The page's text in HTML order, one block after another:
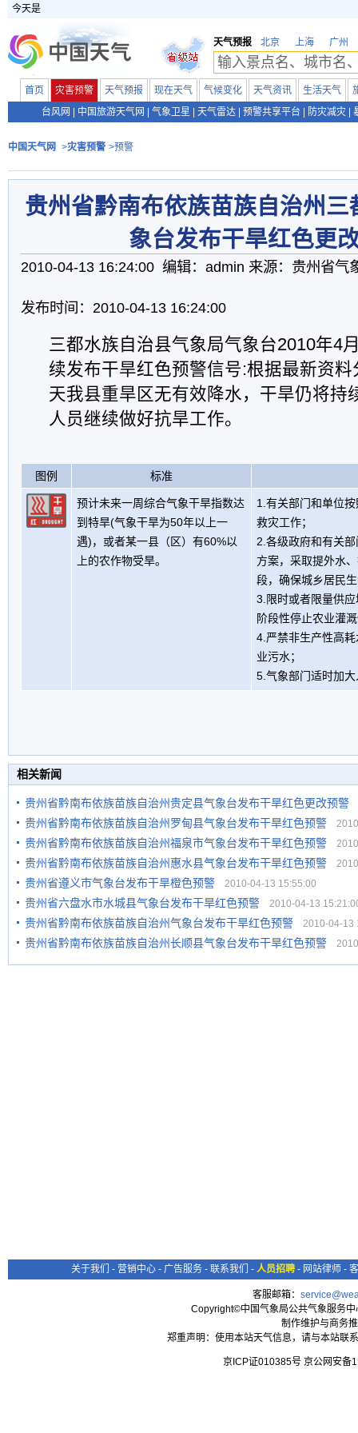
今天是
天气预报 北京 上海 广州
首页 灾害预警 天气预报 现在天气 气候变化 天气资讯 生活天气
台风网
中国旅游天气网 气象卫星 天气雷达 预警共享平台 防灾减灾
中国天气网 >灾害预警 >预警
贵州省黔南布依族苗族自治州三
象台发布干旱红色更
2010-04-13 16:24:00 编辑：admin 来源：贵州省气
发布时间：2010-04-13 16:24:00
三都水族自治县气象局气象台2010年4
续发布干旱红色预警信号:根据最新资
天我县重旱区无有效降水，干旱仍将持
人员继续做好抗旱工作。
图例 标准
预计未来一周综合气象干旱指数达
到特旱(气象干旱为50年以上一
遇)，或者某一县（区）有60%以
上的农作物受旱。
1.有关部门和单位
救灾工作；
2.各级政府和有关
方案，采取提外水
段，确保城乡居民
3.限时或者限量供
阶段性停止农业灌
4.严禁非生产性高
业污水；
5.气象部门适时加
相关新闻
贵州省黔南布依族苗族自治州贵定县气象台发布干旱红色更改预警
贵州省黔南布依族苗族自治州罗甸县气象台发布干旱红色预警
贵州省黔南布依族苗族自治州福泉市气象台发布干旱红色预警
贵州省黔南布依族苗族自治州惠水县气象台发布干旱红色预警
贵州省遵义市气象台发布干旱橙色预警 2010-04-13 15:55:00
贵州省六盘水市水城县气象台发布干旱红色预警 2010-04-13
贵州省黔南布依族苗族自治州气象台发布干旱红色预警 2010-04-13
贵州省黔南布依族苗族自治州长顺县气象台发布干旱红色预警
关于我们 - 营销中心 - 广告服务 - 联系我们 - 人员招聘 - 网站律师 -
客服邮箱：
Copyright©中国气象局公共气象服务
制作维护与商务
郑重声明：使用本站天气信息，请与本站联
京ICP证010385号 京公网安备